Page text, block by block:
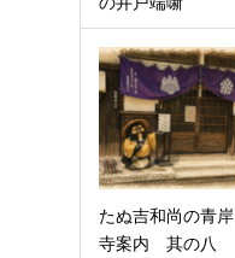
たぬ吉和尚の青岸
寺案内 其の八